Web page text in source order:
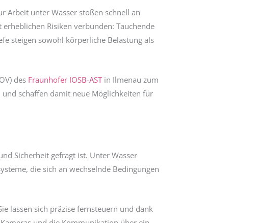
Arbeit unter Wasser stoßen schnell an
Risiken verbunden: Tauchende
steigen sowohl körperliche Belastung als
des Fraunhofer IOSB-AST in Ilmenau zum
und schaffen damit neue Möglichkeiten für
Sicherheit gefragt ist. Unter Wasser
die sich an wechselnde Bedingungen
lassen sich präzise fernsteuern und dank